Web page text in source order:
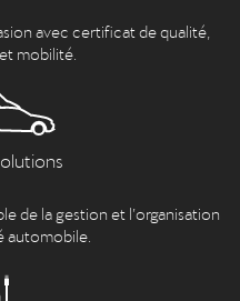
avec certificat de qualité,
mobilité.
de la gestion et l’organisation
automobile.